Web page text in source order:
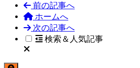
前の記事へ
ホームへ
次の記事へ
検索＆人気記事